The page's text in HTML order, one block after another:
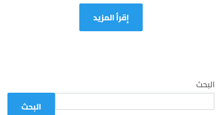
إقرأ المزيد
البحث
البحث